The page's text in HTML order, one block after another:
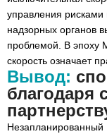
управления рисками
надзорных органов
проблемой. В эпоху
скорость означает
Вывод:
благодаря
Незапланированный